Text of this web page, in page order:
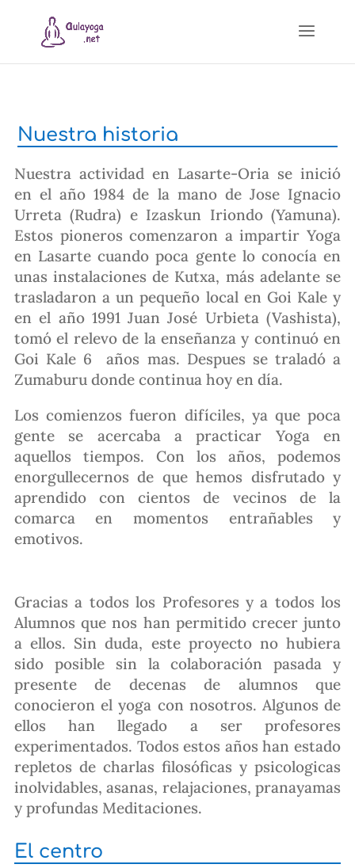
Nuestra historia
Nuestra actividad en Lasarte-Oria se inició
en el año 1984 de la mano de Jose Ignacio
Urreta (Rudra) e Izaskun Iriondo (Yamuna).
Estos pioneros comenzaron a impartir Yoga
en Lasarte cuando poca gente lo conocía en
unas instalaciones de Kutxa, más adelante se
trasladaron a un pequeño local en Goi Kale y
en el año 1991 Juan José Urbieta (Vashista),
tomó el relevo de la enseñanza y continuó en
Goi Kale 6 años mas. Despues se traladó a
Zumaburu donde continua hoy en día.
Los comienzos fueron difíciles, ya que poca
gente se acercaba a practicar Yoga en
aquellos tiempos. Con los años, podemos
enorgullecernos de que hemos disfrutado y
aprendido con cientos de vecinos de la
comarca en momentos entrañables y
emotivos.
Gracias a todos los Profesores y a todos los
Alumnos que nos han permitido crecer junto
a ellos. Sin duda, este proyecto no hubiera
sido posible sin la colaboración pasada y
presente de decenas de alumnos que
conocieron el yoga con nosotros. Algunos de
ellos han llegado a ser profesores
experimentados. Todos estos años han estado
repletos de charlas filosóficas y psicologicas
inolvidables, asanas, relajaciones, pranayamas
y profundas Meditaciones.
El centro